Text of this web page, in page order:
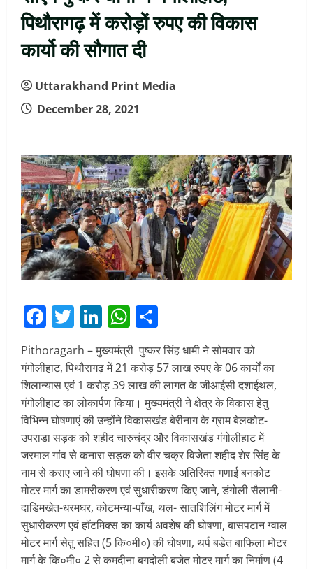
पिथौरागढ़ में करोड़ों रुपए की विकास
कार्यो की सौगात दी
Uttarakhand Print Media
December 28, 2021
Facebook
Twitter
LinkedIn
WhatsApp
Pithoragarh – मुख्यमंत्री पुष्कर सिंह धामी ने सोमवार को
गंगोलीहाट, पिथौरागढ़ में 21 करोड़ 57 लाख रुपए के 06 कार्यों का
शिलान्यास एवं 1 करोड़ 39 लाख की लागत के जीआईसी दशाईथल,
गंगोलीहाट का लोकार्पण किया। मुख्यमंत्री ने क्षेत्र के विकास हेतु
विभिन्न घोषणाएं की उन्होंने विकासखंड बेरीनाग के ग्राम बेलकोट-
उपराडा सड़क को शहीद चारुचंद्र और विकासखंड गंगोलीहाट में
जरमाल गांव से कनारा सड़क को वीर चक्र विजेता शहीद शेर सिंह के
नाम से कराए जाने की घोषणा की। इसके अतिरिक्त गणाई बनकोट
मोटर मार्ग का डामरीकरण एवं सुधारीकरण किए जाने, डंगोली सैलानी-
दाडिमखेत-धरमघर, कोटमन्या-पाँख, थल- सातशिलिंग मोटर मार्ग में
सुधारीकरण एवं हॉटमिक्स का कार्य अवशेष की घोषणा, बासपटान ग्वाल
मोटर मार्ग सेतु सहित (5 कि०मी०) की घोषणा, थर्प बडेत बाफिला मोटर
मार्ग के कि०मी० 2 से कमदीना बगदोली बजेत मोटर मार्ग का निर्माण (4